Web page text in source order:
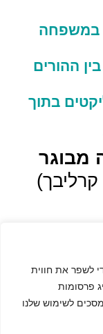
לשפר את חווית
פרסומות
לשימוש שלנו
במשפחה
ההורים
בתוך
מבוגר